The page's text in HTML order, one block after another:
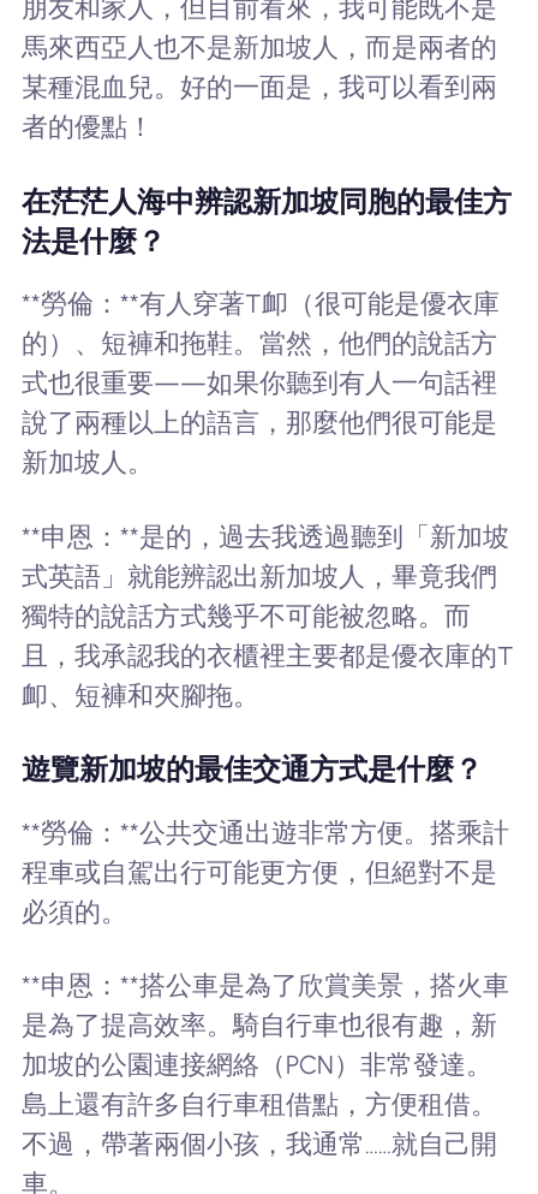
朋友和家人，但目前看來，我可能既不是
馬來西亞人也不是新加坡人，而是兩者的
某種混血兒。好的一面是，我可以看到兩
者的優點！
在茫茫人海中辨認新加坡同胞的最佳方
法是什麼？
**勞倫：**有人穿著T卹（很可能是優衣庫
的）、短褲和拖鞋。當然，他們的說話方
式也很重要——如果你聽到有人一句話裡
說了兩種以上的語言，那麼他們很可能是
新加坡人。
**申恩：**是的，過去我透過聽到「新加坡
式英語」就能辨認出新加坡人，畢竟我們
獨特的說話方式幾乎不可能被忽略。而
且，我承認我的衣櫃裡主要都是優衣庫的T
卹、短褲和夾腳拖。
遊覽新加坡的最佳交通方式是什麼？
**勞倫：**公共交通出遊非常方便。搭乘計
程車或自駕出行可能更方便，但絕對不是
必須的。
**申恩：**搭公車是為了欣賞美景，搭火車
是為了提高效率。騎自行車也很有趣，新
加坡的公園連接網絡（PCN）非常發達。
島上還有許多自行車租借點，方便租借。
不過，帶著兩個小孩，我通常……就自己開
車。